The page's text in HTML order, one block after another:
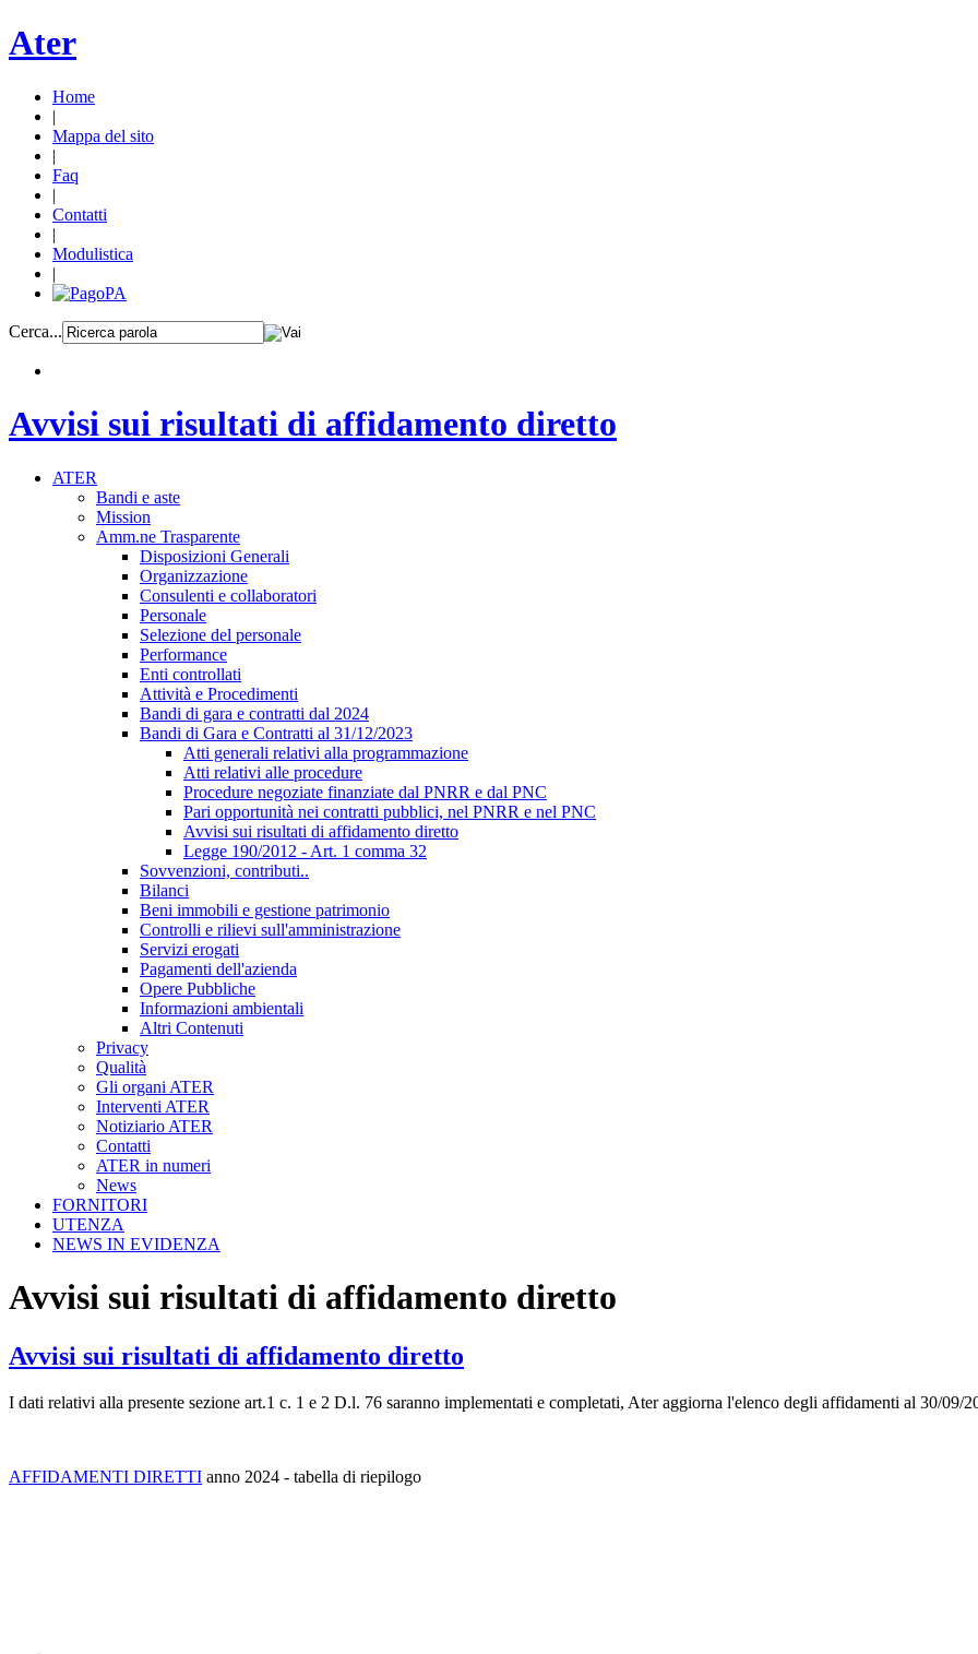
Ater
Home
|
Mappa del sito
|
Faq
|
Contatti
|
Modulistica
|
Cerca...
Avvisi sui risultati di affidamento diretto
ATER
Bandi e aste
Mission
Amm.ne Trasparente
Disposizioni Generali
Organizzazione
Consulenti e collaboratori
Personale
Selezione del personale
Performance
Enti controllati
Attività e Procedimenti
Bandi di gara e contratti dal 2024
Bandi di Gara e Contratti al 31/12/2023
Atti generali relativi alla programmazione
Atti relativi alle procedure
Procedure negoziate finanziate dal PNRR e dal PNC
Pari opportunità nei contratti pubblici, nel PNRR e nel PNC
Avvisi sui risultati di affidamento diretto
Legge 190/2012 - Art. 1 comma 32
Sovvenzioni, contributi..
Bilanci
Beni immobili e gestione patrimonio
Controlli e rilievi sull'amministrazione
Servizi erogati
Pagamenti dell'azienda
Opere Pubbliche
Informazioni ambientali
Altri Contenuti
Privacy
Qualità
Gli organi ATER
Interventi ATER
Notiziario ATER
Contatti
ATER in numeri
News
FORNITORI
UTENZA
NEWS IN EVIDENZA
Avvisi sui risultati di affidamento diretto
Avvisi sui risultati di affidamento diretto
I dati relativi alla presente sezione art.1 c. 1 e 2 D.l. 76 saranno implementati e completati, Ater aggiorna l'elenco degli affidamenti al 30/09/
AFFIDAMENTI DIRETTI anno 2024 - tabella di riepilogo